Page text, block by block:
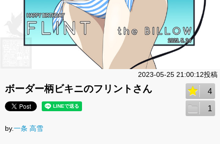
2023-05-25 21:00:12投稿
ボーダー柄ビキニのフリントさん 4
1
by.一条 高雪